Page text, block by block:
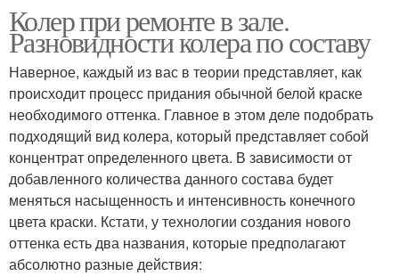
Колер при ремонте в зале.
Разновидности колера по составу
Наверное, каждый из вас в теории представляет, как
происходит процесс придания обычной белой краске
необходимого оттенка. Главное в этом деле подобрать
подходящий вид колера, который представляет собой
концентрат определенного цвета. В зависимости от
добавленного количества данного состава будет
меняться насыщенность и интенсивность конечного
цвета краски. Кстати, у технологии создания нового
оттенка есть два названия, которые предполагают
абсолютно разные действия: